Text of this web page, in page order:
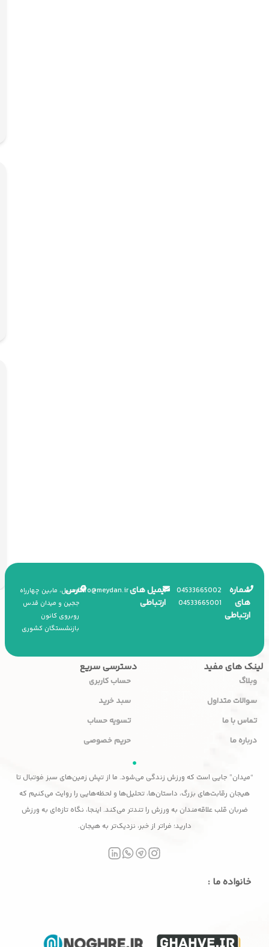
شماره
های
ارتباطی
04533665002
04533665001
ایمیل های
ارتباطی
info@meydan.ir آدرس
اردبیل، مابین چهارراه
ججین و میدان قدس
روبروی کانون
بازنشستگان کشوری
لینک های مفید
وبلاگ
سوالات متداول
تماس با ما
درباره ما
دسترسی سریع
حساب کاربری
سبد خرید
تسویه حساب
حریم خصوصی
“میدان” جایی است که ورزش زندگی می‌شود. ما از تپش زمین‌های سبز فوتبال تا
هیجان رقابت‌های بزرگ، داستان‌ها، تحلیل‌ها و لحظه‌هایی را روایت می‌کنیم که
ضربان قلب علاقه‌مندان به ورزش را تندتر می‌کند. اینجا، نگاه تازه‌ای به ورزش
دارید؛ فراتر از خبر، نزدیک‌تر به هیجان.
خانواده ما :